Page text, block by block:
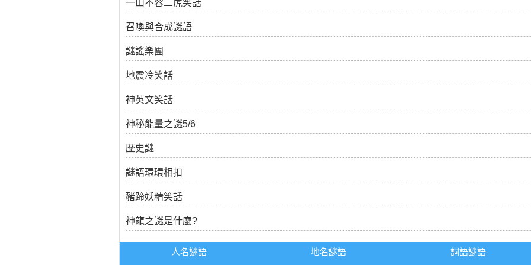
一山不容二虎笑話
召喚與合成謎語
謎謠樂團
地震冷笑話
神英文笑話
神秘能量之謎5/6
歴史謎
謎語環環相扣
豬蹄妖精笑話
神龍之謎是什麼?
人名謎語 地名謎語 詞語謎語